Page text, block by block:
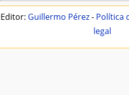
Editor: Guillermo Pérez- Política
legal